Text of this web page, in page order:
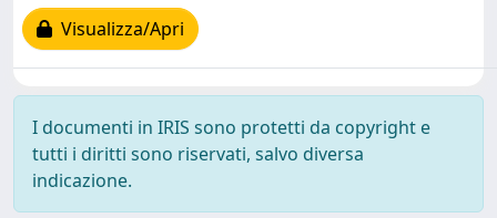
Visualizza/Apri
I documenti in IRIS sono protetti da copyright e
tutti i diritti sono riservati, salvo diversa
indicazione.